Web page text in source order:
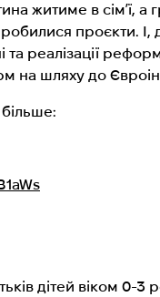
житиме в сімʼї, а
проєкти.
та реалізації
на шляху до
дітей віком 0-3